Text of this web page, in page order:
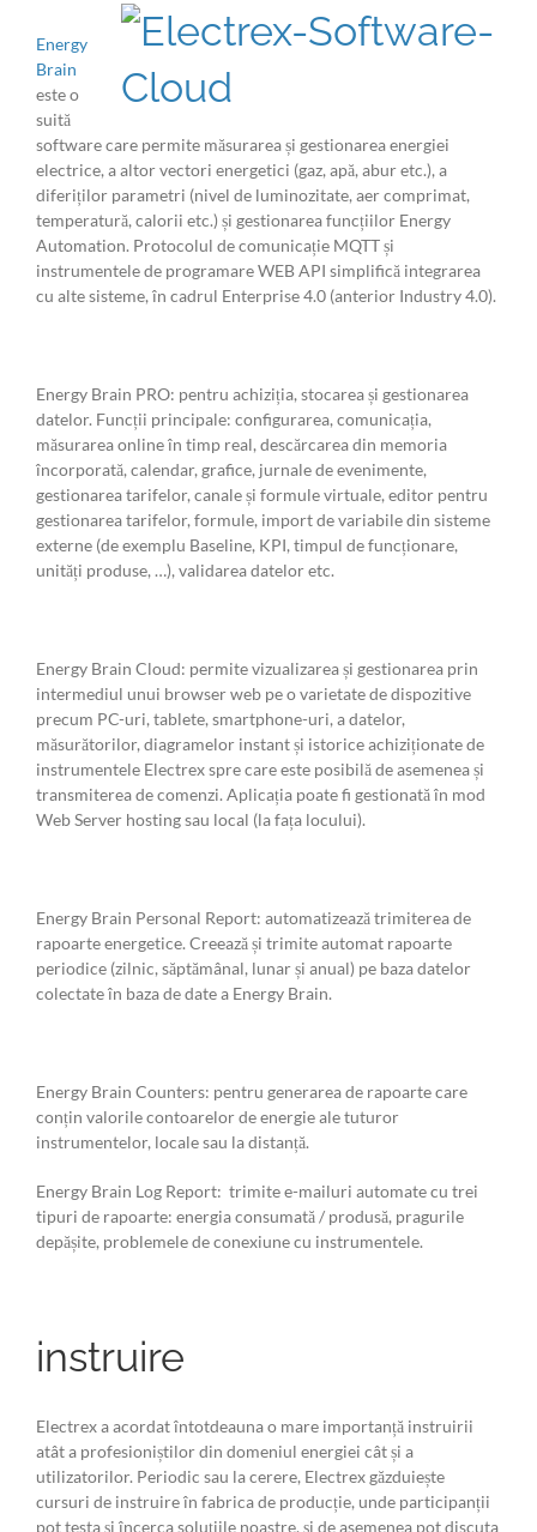
Energy
Brain
este o
suită
software care permite măsurarea și gestionarea energiei
electrice, a altor vectori energetici (gaz, apă, abur etc.), a
diferiților parametri (nivel de luminozitate, aer comprimat,
temperatură, calorii etc.) și gestionarea funcțiilor Energy
Automation. Protocolul de comunicație MQTT și
instrumentele de programare WEB API simplifică integrarea
cu alte sisteme, în cadrul Enterprise 4.0 (anterior Industry 4.0).
Energy Brain PRO: pentru achiziția, stocarea și gestionarea
datelor. Funcții principale: configurarea, comunicația,
măsurarea online în timp real, descărcarea din memoria
încorporată, calendar, grafice, jurnale de evenimente,
gestionarea tarifelor, canale și formule virtuale, editor pentru
gestionarea tarifelor, formule, import de variabile din sisteme
externe (de exemplu Baseline, KPI, timpul de funcționare,
unități produse, …), validarea datelor etc.
Energy Brain Cloud: permite vizualizarea și gestionarea prin
intermediul unui browser web pe o varietate de dispozitive
precum PC-uri, tablete, smartphone-uri, a datelor,
măsurătorilor, diagramelor instant și istorice achiziționate de
instrumentele Electrex spre care este posibilă de asemenea și
transmiterea de comenzi. Aplicația poate fi gestionată în mod
Web Server hosting sau local (la fața locului).
Energy Brain Personal Report: automatizează trimiterea de
rapoarte energetice. Creează și trimite automat rapoarte
periodice (zilnic, săptămânal, lunar și anual) pe baza datelor
colectate în baza de date a Energy Brain.
Energy Brain Counters: pentru generarea de rapoarte care
conțin valorile contoarelor de energie ale tuturor
instrumentelor, locale sau la distanță.
Energy Brain Log Report: trimite e-mailuri automate cu trei
tipuri de rapoarte: energia consumată / produsă, pragurile
depășite, problemele de conexiune cu instrumentele.
instruire
Electrex a acordat întotdeauna o mare importanță instruirii
atât a profesioniștilor din domeniul energiei cât și a
utilizatorilor. Periodic sau la cerere, Electrex găzduiește
cursuri de instruire în fabrica de producție, unde participanții
pot testa și încerca soluțiile noastre, și de asemenea pot discuta